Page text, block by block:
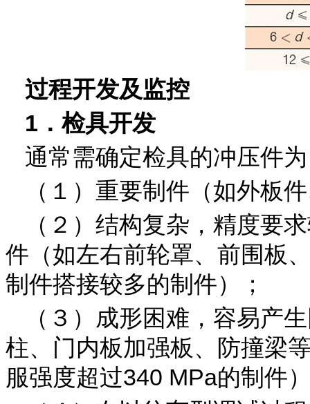
过程开发及监控
1．检具开发
通常需确定检具的冲压件
（１）重要制件（如外板
（２）结构复杂，精度要
件（如左右前轮罩、前围板
制件搭接较多的制件）；
（３）成形困难，容易产
柱、门内板加强板、防撞梁
服强度超过340 MPa的制件